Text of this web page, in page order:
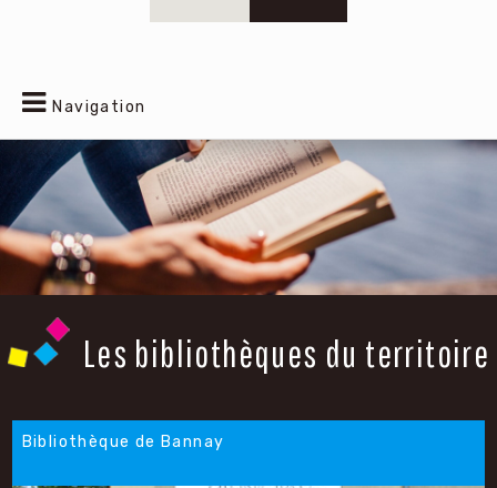
Navigation
Les bibliothèques du territoire
Bibliothèque de Bannay